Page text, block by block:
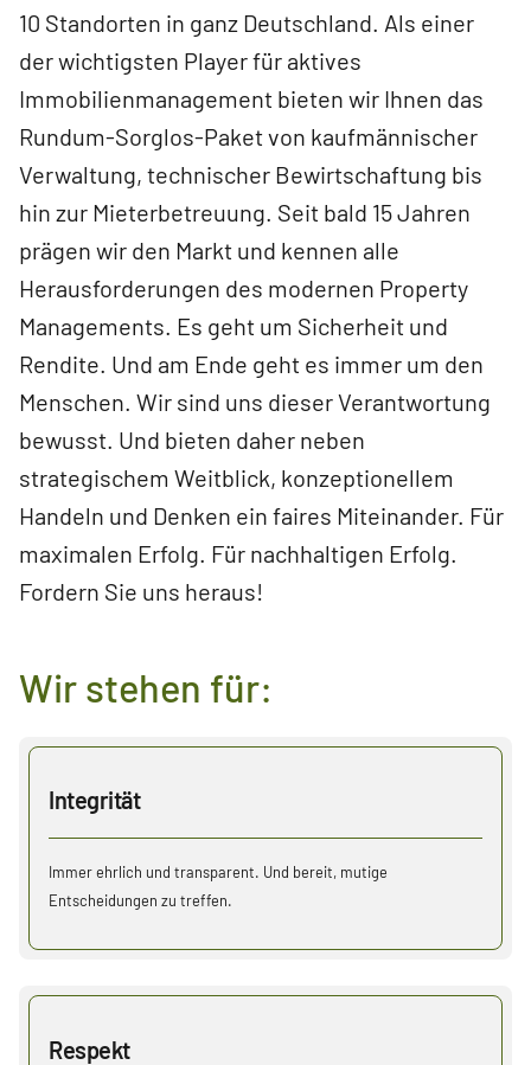
10 Standorten in ganz Deutschland. Als einer
der wichtigsten Player für aktives
Immobilienmanagement bieten wir Ihnen das
Rundum-Sorglos-Paket von kaufmännischer
Verwaltung, technischer Bewirtschaftung bis
hin zur Mieterbetreuung. Seit bald 15 Jahren
prägen wir den Markt und kennen alle
Herausforderungen des modernen Property
Managements. Es geht um Sicherheit und
Rendite. Und am Ende geht es immer um den
Menschen. Wir sind uns dieser Verantwortung
bewusst. Und bieten daher neben
strategischem Weitblick, konzeptionellem
Handeln und Denken ein faires Miteinander. Für
maximalen Erfolg. Für nachhaltigen Erfolg.
Fordern Sie uns heraus!
Wir stehen für:
Integrität
Immer ehrlich und transparent. Und bereit, mutige
Entscheidungen zu treffen.
Respekt